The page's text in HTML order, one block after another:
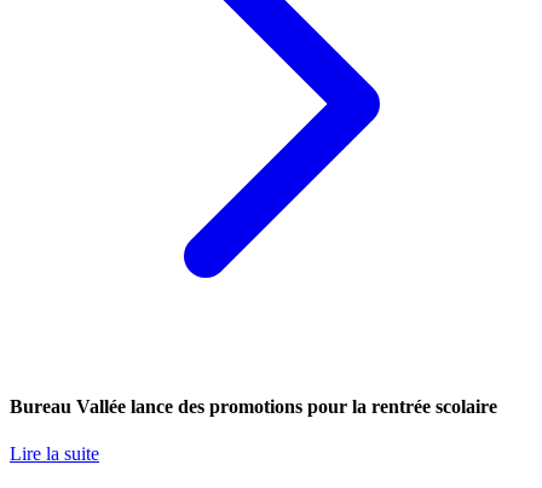
Bureau Vallée lance des promotions pour la rentrée scolaire
Lire la suite